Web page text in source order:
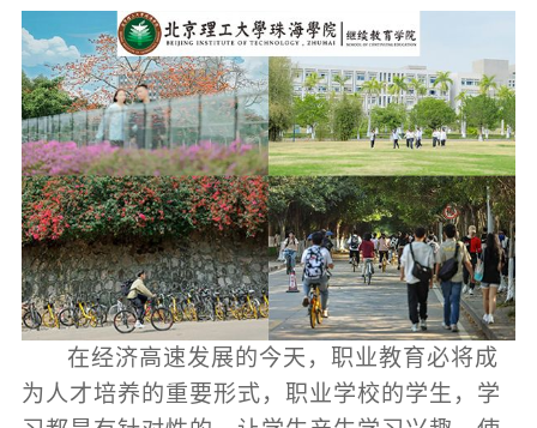
在经济高速发展的今天，职业教育必将成
为人才培养的重要形式，职业学校的学生，学